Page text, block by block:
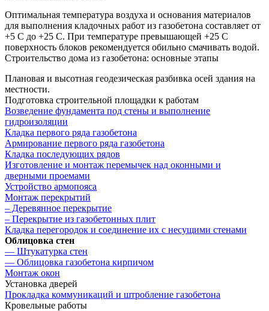
Оптимальная температура воздуха и основания материалов
для выполнения кладочных работ из газобетона составляет от
+5 С до +25 С. При температуре превышающей +25 С
поверхность блоков рекомендуется обильно смачивать водой.
Строительство дома из газобетона: основные этапы
Плановая и высотная геодезическая разбивка осей здания на
местности.
Подготовка строительной площадки к работам
Возведение фундамента под стены и выполнение
гидроизоляции
Кладка первого ряда газобетона
Армирование первого ряда газобетона
Кладка последующих рядов
Изготовление и монтаж перемычек над оконными и
дверными проемами
Устройство армопояса
Монтаж перекрытий
– Деревянное перекрытие
– Перекрытие из газобетонных плит
Кладка перегородок и соединение их с несущими стенами
Облицовка стен
— Штукатурка стен
— Облицовка газобетона кирпичом
Монтаж окон
Установка дверей
Прокладка коммуникаций и штробление газобетона
Кровельные работы